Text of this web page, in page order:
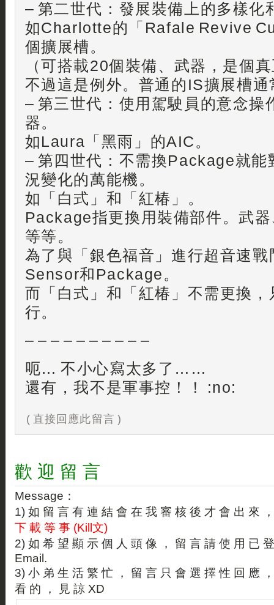
– 第二世代：發展裝備上的多樣化
如Charlotte的「Rafale Revive
個擴展槽。
（可搭載20個裝備、武器，是個
不過這是例外。普通的IS擴展槽
– 第三世代：使用駕駛員的意念操
器。
如Laura「黑雨」的AIC。
– 第四世代：不需換Package就能
況變化的萬能機。
如「白式」和「紅椿」。
Package指更換用裝備部件。武
等等。
為了與「銀色福音」進行超音速
Sensor和Package。
而「白式」和「紅椿」不需更換
行。
– – – – – – – – – –
呃… 不小心寫太多了……
還有，我不是軍事控！！ :no:
( 直接回應此留言 )
歡 迎 留 言
Message：
1) 如 留 言 有 連 結 會 在 我 審 核 後 才 會 出 來
下 載 等 事 (Kill文)
2) 如 希 望 顯 示 個 人 頭 像 ， 留 言 請 使 用 已
Email.
3) 小 弟 生 活 繁 忙 ， 留 言 只 會 選 擇 性 回 應
看 的 ， 見 諒 XD